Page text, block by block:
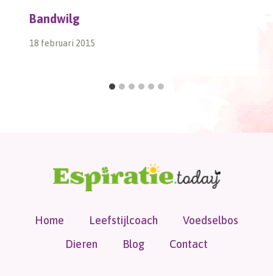
Bandwilg
18 februari 2015
Home Leefstijlcoach
Voedselbos
Dieren
Blog Contact